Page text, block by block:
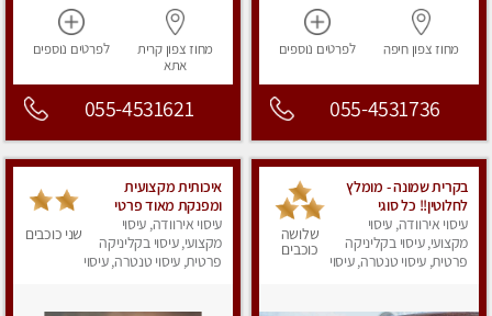
מחוז צפוןחיפה לפרטים נוספים
055-4531736
מחוז צפוןקרית
אתא
לפרטים נוספים
055-4531621
בקרית שמונה - מומלץ
לחלוטין!! כל סוגי
העיסויים מעסה מקצועית
ואיכותית פרטי!!!
עיסוי אירוודה, עיסוי
מקצועי, עיסוי בקליניקה
פרטית, עיסוי טנטרה, עיסוי
שלושה
כוכבים
איכותית מקצועית
ומפנקת מאוד פרטי
עיסוי אירוודה, עיסוי
מקצועי, עיסוי בקליניקה
פרטית, עיסוי טנטרה, עיסוי
שני כוכבים